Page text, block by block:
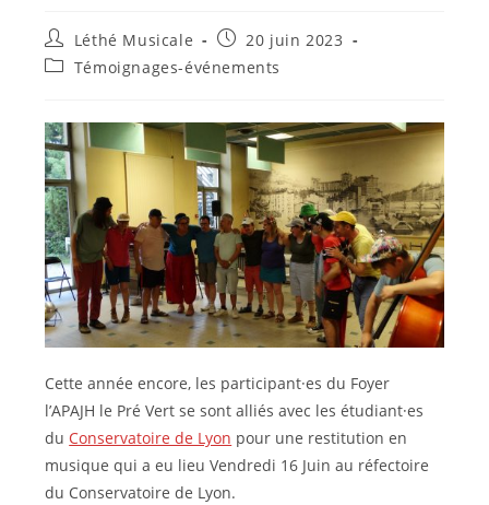
Auteur/autrice
de
la
Léthé Musicale
Publication
publiée :
20 juin 2023
PostTémoignages-événements
Cette année encore, les participant·es du Foyer
l’APAJH le Pré Vert se sont alliés avec les étudiant·es
du Conservatoire de Lyon pour une restitution en
musique qui a eu lieu Vendredi 16 Juin au réfectoire
du Conservatoire de Lyon.